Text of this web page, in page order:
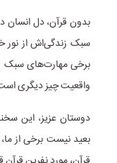
بدون قرآن، دل انسان
سبک زندگی‌اش از نور
برخی مهارت‌های سبک
واقعیت چیز دیگری
دوستان عزیز، این
بعید نیست برخی از